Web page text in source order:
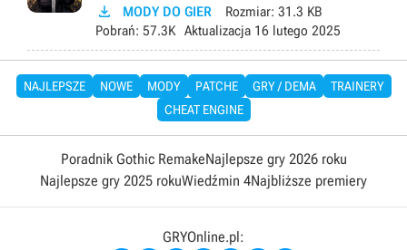
 MODY DO GIER Rozmiar: 31.3 KB
Pobrań: 57.3K Aktualizacja 16 lutego 2025
NAJLEPSZE NOWE MODY PATCHE GRY / DEMA
TRAINERY
CHEAT ENGINE
Poradnik Gothic RemakeNajlepsze gry 2026 roku
Najlepsze gry 2025 rokuWiedźmin 4Najbliższe premiery
GRYOnline.pl: